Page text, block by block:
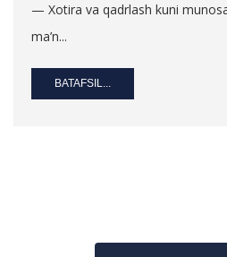
— Xotira va qadrlash kuni
ma’n...
BATAFSIL...